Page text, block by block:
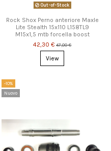
Out-of-Stock
Rock Shox Perno anteriore Maxle
Lite Stealth 15x110 L158TL9
M15x1,5 mtb forcella boost
42,30 € 47,00 €
View
-10%
Nuovo